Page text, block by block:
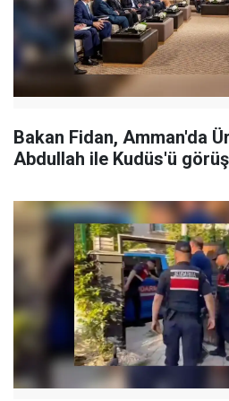
Bakan Fidan, Amman'da
Abdullah ile Kudüs'ü